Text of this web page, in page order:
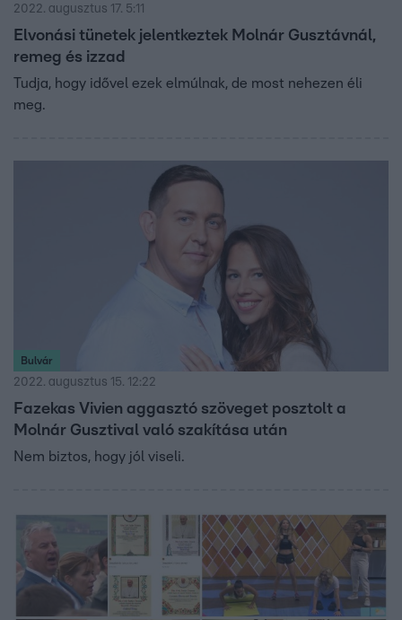
2022. augusztus 17. 5:11
Elvonási tünetek jelentkeztek Molnár Gusztávnál,
remeg és izzad
Tudja, hogy idővel ezek elmúlnak, de most nehezen éli
meg.
Bulvár
2022. augusztus 15. 12:22
Fazekas Vivien aggasztó szöveget posztolt a
Molnár Gusztival való szakítása után
Nem biztos, hogy jól viseli.